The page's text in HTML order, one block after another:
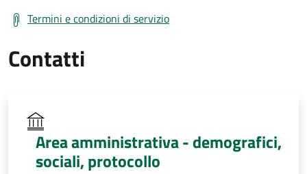
Termini e condizioni di servizio
Contatti
Area amministrativa - demografici,
sociali, protocollo